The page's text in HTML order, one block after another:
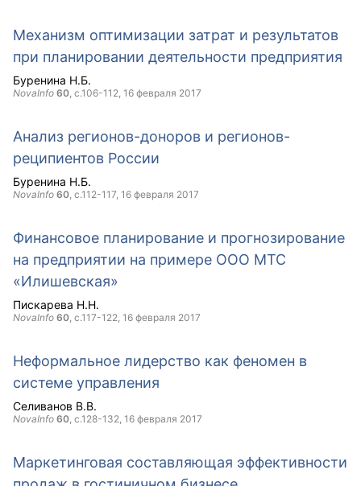
Механизм оптимизации затрат и результатов
при планировании деятельности предприятия
Буренина Н.Б.
NovaInfo 60, с.106-112, 16 февраля 2017
Анализ регионов-доноров и регионов-
реципиентов России
Буренина Н.Б.
NovaInfo 60, с.112-117, 16 февраля 2017
Финансовое планирование и прогнозирование
на предприятии на примере ООО МТС
«Илишевская»
Пискарева Н.Н.
NovaInfo 60, с.117-122, 16 февраля 2017
Неформальное лидерство как феномен в
системе управления
Селиванов В.В.
NovaInfo 60, с.128-132, 16 февраля 2017
Маркетинговая составляющая эффективности